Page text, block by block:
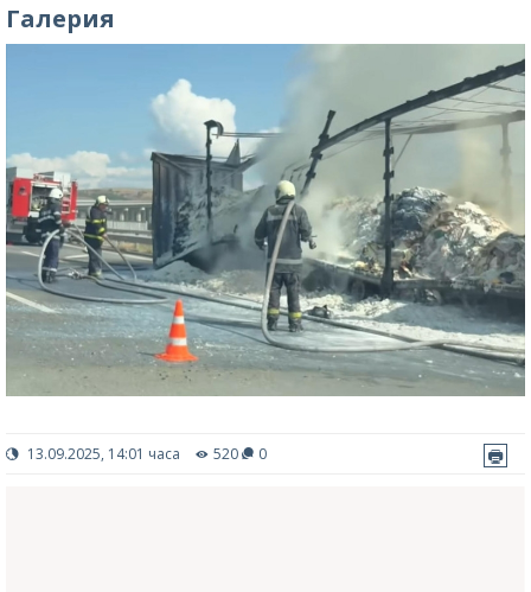
Галерия
13.09.2025, 14:01 часа 520 0